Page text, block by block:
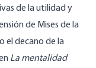
de la utilidad y
de Mises de la
el decano de la
La mentalidad